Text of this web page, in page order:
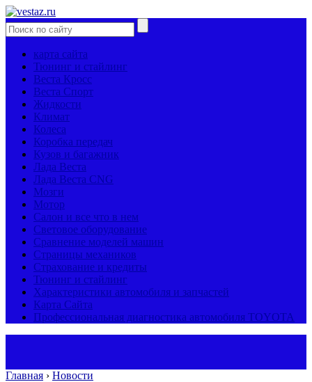
карта сайта
Тюнинг и стайлинг
Веста Кросс
Веста Спорт
Жидкости
Климат
Колеса
Коробка передач
Кузов и багажник
Лада Веста
Лада Веста CNG
Мозги
Мотор
Салон и все что в нем
Световое оборудование
Сравнение моделей машин
Страницы механиков
Страхование и кредиты
Тюнинг и стайлинг
Характеристики автомобиля и запчастей
Карта Сайта
Профессиональная диагностика автомобиля TOYOTA
Главная › Новости